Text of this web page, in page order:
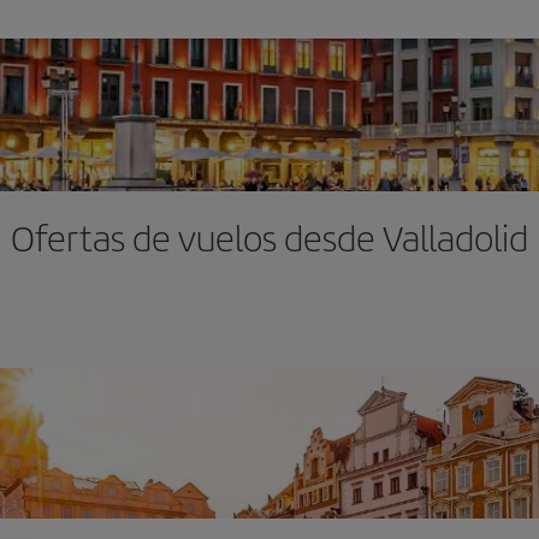
Ofertas de vuelos desde Valladolid